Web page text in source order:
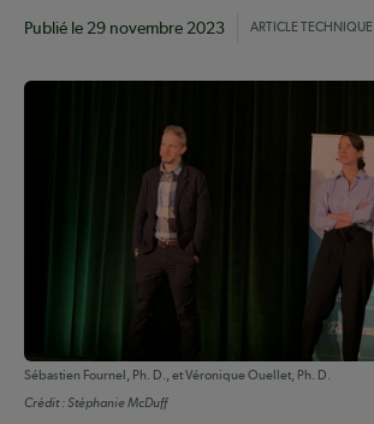
Publié le 29 novembre 2023 ARTICLE TECHNIQUE
Sébastien Fournel, Ph. D., et Véronique Ouellet, Ph. D.
Crédit :Stéphanie McDuff